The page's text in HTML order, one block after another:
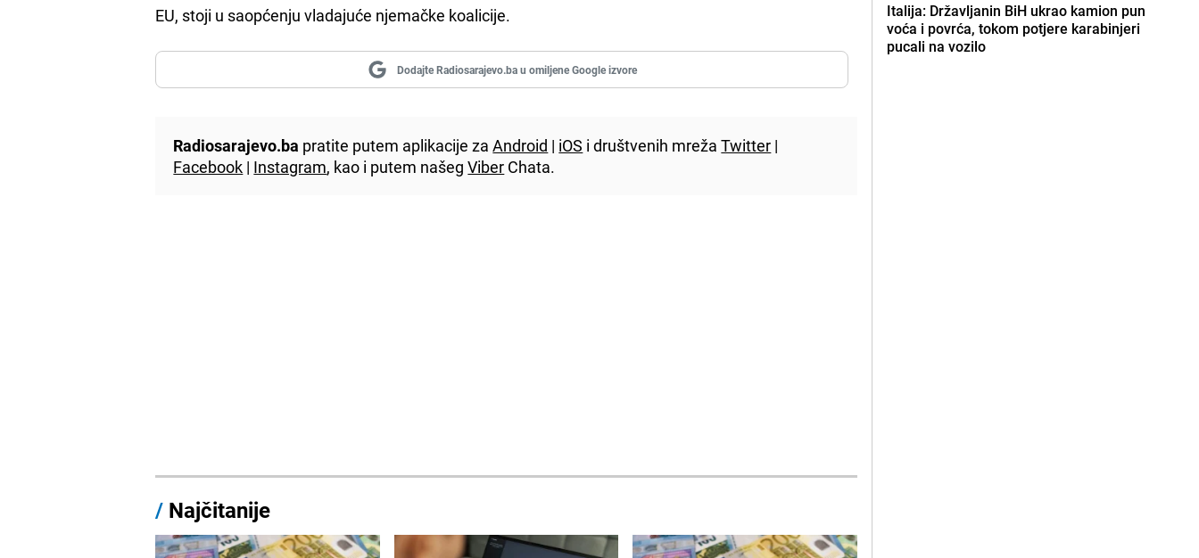
EU, stoji u saopćenju vladajuće njemačke koalicije.
Dodajte Radiosarajevo.ba u omiljene Google izvore
Radiosarajevo.ba pratite putem aplikacije zaAndroid | iOS i društvenih mrežaTwitter |
Facebook | Instagram, kao i putem našegViber Chata.
/ Najčitanije
Italija: Državljanin BiH ukrao kamion pun
voća i povrća, tokom potjere karabinjeri
pucali na vozilo